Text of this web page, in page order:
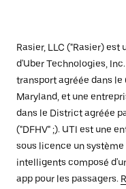
Rasier, LLC ("Rasier)
d'Uber Technologies,
transport agréée dans
Maryland, et une
dans le District agréée
("DFHV" ;). UTI est une
sous licence un
intelligents composé
app pour les passagers.